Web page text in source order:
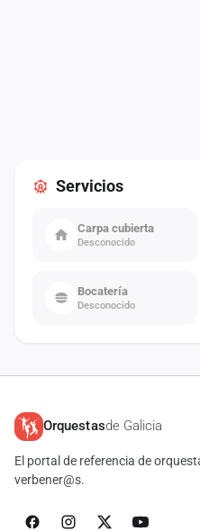
Servicios
Carpa cubierta
Desconocido
Bocatería
Desconocido
Orquestasde Galicia
El portal de referencia de
verbener@s.